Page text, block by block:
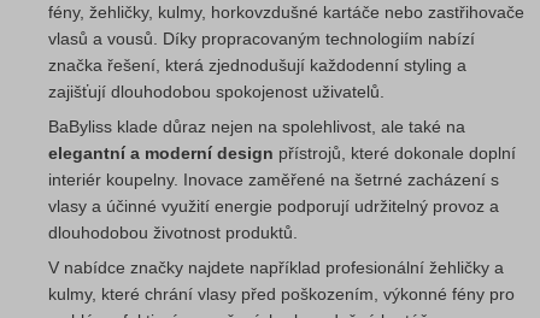
fény, žehličky, kulmy, horkovzdušné kartáče nebo zastřihovače
vlasů a vousů. Díky propracovaným technologiím nabízí
značka řešení, která zjednodušují každodenní styling a
zajišťují dlouhodobou spokojenost uživatelů.
BaByliss klade důraz nejen na spolehlivost, ale také na
elegantní a moderní design přístrojů, které dokonale doplní
interiér koupelny. Inovace zaměřené na šetrné zacházení s
vlasy a účinné využití energie podporují udržitelný provoz a
dlouhodobou životnost produktů.
V nabídce značky najdete například profesionální žehličky a
kulmy, které chrání vlasy před poškozením, výkonné fény pro